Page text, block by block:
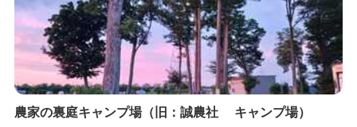
農家の裏庭キャンプ場（旧：誠農社 キャンプ場）